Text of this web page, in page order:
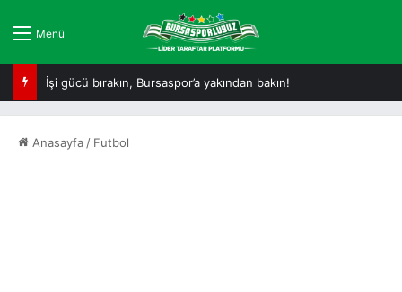
Menü
İşi gücü bırakın, Bursaspor’a yakından bakın!
Anasayfa / Futbol